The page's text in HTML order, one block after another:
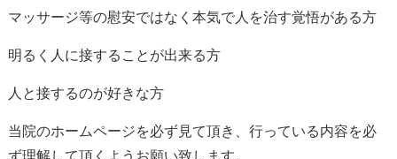
マッサージ等の慰安ではなく本気で人を治す覚悟がある方
明るく人に接することが出来る方
人と接するのが好きな方
当院のホームページを必ず見て頂き、行っている内容を必